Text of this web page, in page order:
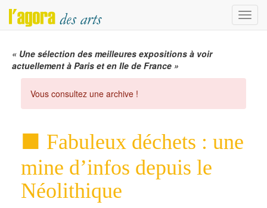
Menu
« Une sélection des meilleures expositions à voir
actuellement à Paris et en Ile de France »
Vous consultez une archive !
Fabuleux déchets : une
mine d’infos depuis le
Néolithique